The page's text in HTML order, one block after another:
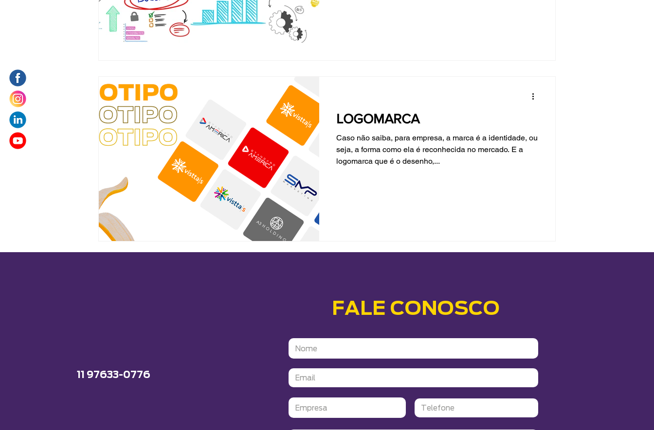
LOGOMARCA
Caso não saiba, para empresa, a marca é a identidade, ou
seja, a forma como ela é reconhecida no mercado. E a
logomarca que é o desenho,...
11 97633-0776
FALE CONOSCO